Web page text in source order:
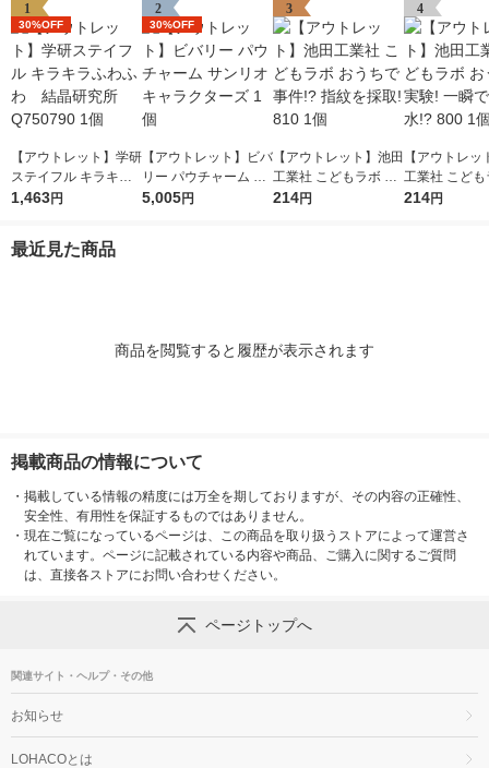
1
30%OFF
【アウトレット】学研
ステイフル キラキラ
ふわふわ 結晶研究所
1,463円
2
30%OFF
【アウトレット】ビバ
リー パウチャーム サ
ンリオキャラクターズ
5,005円
3
【アウトレット】池田
工業社 こどもラボ お
うちで事件!? 指紋を
214円
4
【アウトレッ
工業社 こども
うちで実験!
214円
最近見た商品
商品を閲覧すると履歴が表示されます
掲載商品の情報について
・ 掲載している情報の精度には万全を期しておりますが、その内容の正確性、
安全性、有用性を保証するものではありません。
・ 現在ご覧になっているページは、この商品を取り扱うストアによって運営さ
れています。ページに記載されている内容や商品、ご購入に関するご質問
は、直接各ストアにお問い合わせください。
ページトップへ
関連サイト・ヘルプ・その他
お知らせ
LOHACOとは